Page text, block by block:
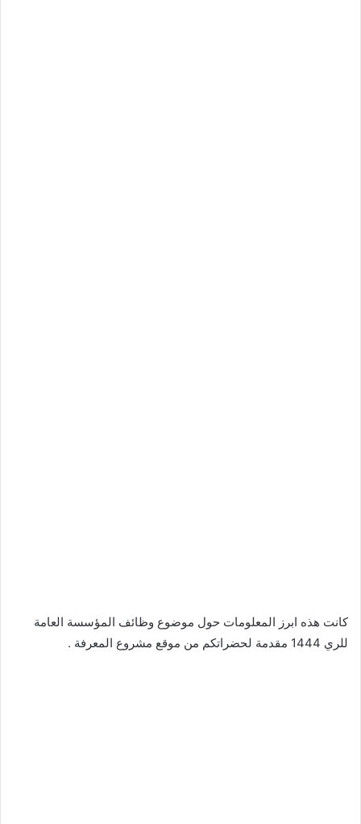
كانت هذه ابرز المعلومات حول موضوع وظائف المؤسسة العامة
للري 1444 مقدمة لحضراتكم من موقع مشروع المعرفة .